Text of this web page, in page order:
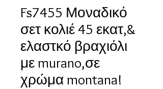
Fs7455 Μοναδικό
σετ κολιέ 45 εκατ,&
ελαστκό βραχιόλι
με murano,σε
χρώμα montana!